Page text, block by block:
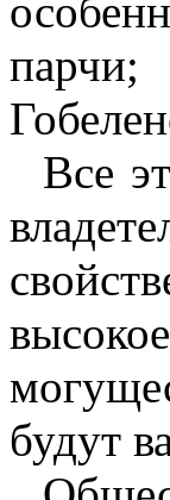
Все
будут